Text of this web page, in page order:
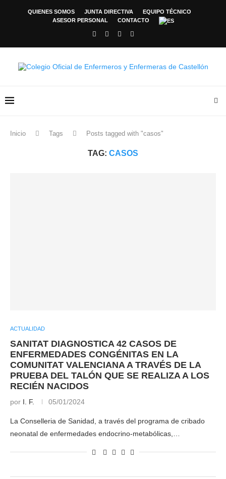
QUIENES SOMOS JUNTA DIRECTIVA
EQUIPO TÉCNICO
ASESOR PERSONAL
CONTACTO
Inicio Tags Posts tagged with "casos"
TAG: CASOS
ACTUALIDAD
SANITAT DIAGNOSTICA 42 CASOS DE
ENFERMEDADES CONGÉNITAS EN LA
COMUNITAT VALENCIANA A TRAVÉS DE LA
PRUEBA DEL TALÓN QUE SE REALIZA A LOS
RECIÉN NACIDOS
por I. F. 05/01/2024
La Conselleria de Sanidad, a través del programa de cribado
neonatal de enfermedades endocrino-metabólicas,…